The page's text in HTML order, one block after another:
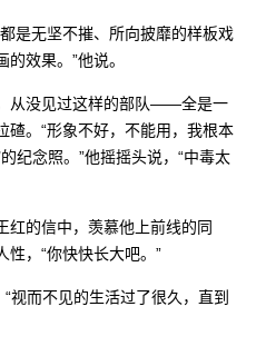
是无坚不摧、所向披靡的样板戏
效果。”他说。
从没见过这样的部队——全是一
碴。“形象不好，不能用，我根本
纪念照。”他摇摇头说，“中毒太
红的信中，羡慕他上前线的同
性，“你快快长大吧。”
视而不见的生活过了很久，直到